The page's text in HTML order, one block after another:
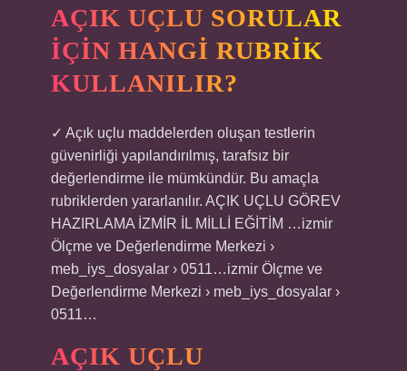
AÇIK UÇLU SORULAR
IÇIN HANGI RUBRIK
KULLANILIR?
✓ Açık uçlu maddelerden oluşan testlerin
güvenirliği yapılandırılmış, tarafsız bir
değerlendirme ile mümkündür. Bu amaçla
rubriklerden yararlanılır. AÇIK UÇLU GÖREV
HAZIRLAMA İZMİR İL MİLLİ EĞİTİM …izmir
Ölçme ve Değerlendirme Merkezi ›
meb_iys_dosyalar › 0511…izmir Ölçme ve
Değerlendirme Merkezi › meb_iys_dosyalar ›
0511…
AÇIK UÇLU